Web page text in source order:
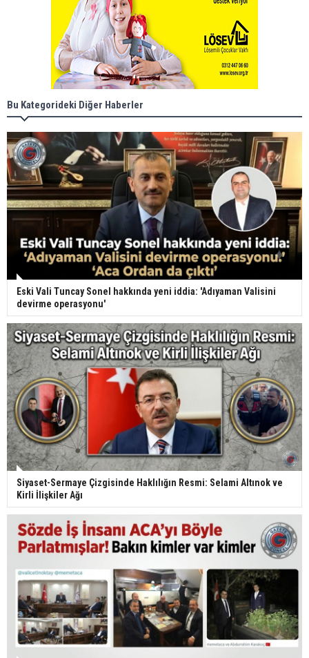
Bu Kategorideki Diğer Haberler
Eski Vali Tuncay Sonel hakkında yeni iddia: 'Adıyaman Valisini
devirme operasyonu'
Siyaset-Sermaye Çizgisinde Haklılığın Resmi: Selami Altınok ve
Kirli İlişkiler Ağı